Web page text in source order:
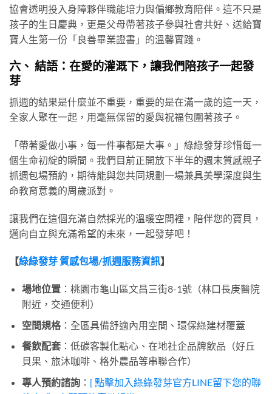
協會透明投入身障夥伴職能培力與偏鄉教育陪伴。這不只是
孩子的生日慶典，更是父母帶著孩子參與社會共好、送給寶
寶人生第一份「良善畢業證書」的溫馨實踐。
六、 結語：在愛的灌溉下，讓我們陪孩子一起發
芽
抓週的結果是什麼並不重要，重要的是在滿一歲的這一天，
全家人聚在一起，用毫無保留的愛與祝福包圍著孩子。
「帶著愛做小事，每一件事都是大事。」綠綠發芽珍惜每一
個生命初綻的瞬間。我們目前正開放下半年的週末質感親子
抓週包場預約，期待能與您共同規劃一場兼具美學深度與生
命教育意義的周歲派對。
讓我們在這個充滿自然採光的溫暖空間裡，陪伴您的寶貝，
邁向自立與充滿希望的未來，一起發芽吧！
【綠綠發芽 質感包場/抓週服務資訊】
場地位置：桃園市龜山區文昌三街8-1號（林口長庚醫院
附近，交通便利）
空間規格：全區具備舒適內用空間、環保綠建材覆蓋
餐飲配套：低碳客製化點心、在地社企品牌飲品（好丘
貝果、旅沐咖啡、格外農品等串聯合作）
專人預約諮詢： [ 點擊加入綠綠發芽官方LINE留下您的聯